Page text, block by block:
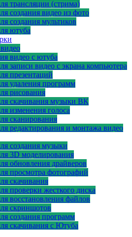
трансляции (стрима)
создания видео из фото
создания мультиков
ютуба
видео с ютуба
записи видео с экрана компьютера
презентаций
удаления программ
рисования
скачивания музыки ВК
изменения голоса
сканирования
редактирования и монтажа видео
создания музыки
3D моделирования
обновления драйверов
просмотра фотографий
скачивания
проверки жесткого диска
восстановления файлов
скриншотов
создания программ
скачивания с Ютуба